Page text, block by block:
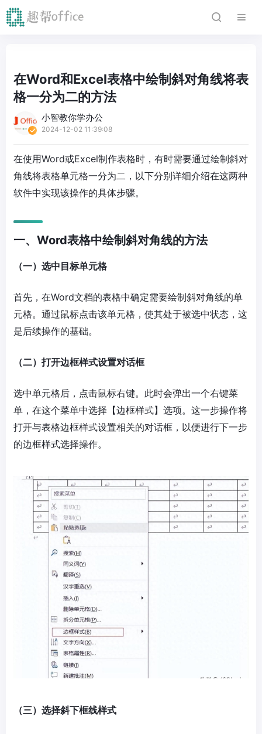
在Word和Excel表格中绘制斜对角线将表
格一分为二的方法
小智教你学办公
2024-12-02 11:39:08
在使用Word或Excel制作表格时，有时需要通过绘制斜对
角线将表格单元格一分为二，以下分别详细介绍在这两种
软件中实现该操作的具体步骤。
一、Word表格中绘制斜对角线的方法
（一）选中目标单元格
首先，在Word文档的表格中确定需要绘制斜对角线的单
元格。通过鼠标点击该单元格，使其处于被选中状态，这
是后续操作的基础。
（二）打开边框样式设置对话框
选中单元格后，点击鼠标右键。此时会弹出一个右键菜
单，在这个菜单中选择【边框样式】选项。这一步操作将
打开与表格边框样式设置相关的对话框，以便进行下一步
的边框样式选择操作。
（三）选择斜下框线样式